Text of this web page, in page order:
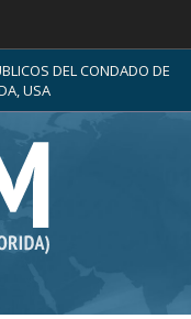
DEL CONDADO DE
USA